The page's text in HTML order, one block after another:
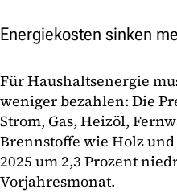
Energiekosten sinken
Für Haushaltsenergie
weniger bezahlen: Die
Strom, Gas, Heizöl,
Brennstoffe wie Holz
2025 um 2,3 Prozent
Vorjahresmonat.